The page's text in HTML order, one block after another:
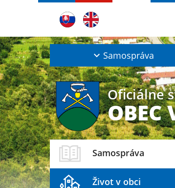
Samospráva
Oficiálne
OBEC
Samospráva
Život v obci